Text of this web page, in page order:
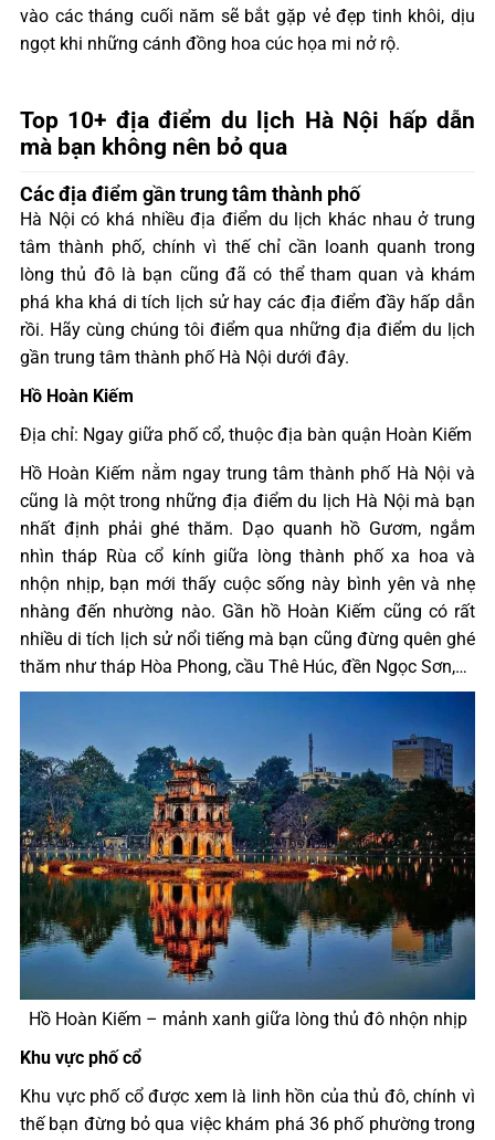
vào các tháng cuối năm sẽ bắt gặp vẻ đẹp tinh khôi, dịu
ngọt khi những cánh đồng hoa cúc họa mi nở rộ.
Top 10+ địa điểm du lịch Hà Nội hấp dẫn
mà bạn không nên bỏ qua
Các địa điểm gần trung tâm thành phố
Hà Nội có khá nhiều địa điểm du lịch khác nhau ở trung
tâm thành phố, chính vì thế chỉ cần loanh quanh trong
lòng thủ đô là bạn cũng đã có thể tham quan và khám
phá kha khá di tích lịch sử hay các địa điểm đầy hấp dẫn
rồi. Hãy cùng chúng tôi điểm qua những địa điểm du lịch
gần trung tâm thành phố Hà Nội dưới đây.
Hồ Hoàn Kiếm
Địa chỉ: Ngay giữa phố cổ, thuộc địa bàn quận Hoàn Kiếm
Hồ Hoàn Kiếm nằm ngay trung tâm thành phố Hà Nội và
cũng là một trong những địa điểm du lịch Hà Nội mà bạn
nhất định phải ghé thăm. Dạo quanh hồ Gươm, ngắm
nhìn tháp Rùa cổ kính giữa lòng thành phố xa hoa và
nhộn nhịp, bạn mới thấy cuộc sống này bình yên và nhẹ
nhàng đến nhường nào. Gần hồ Hoàn Kiếm cũng có rất
nhiều di tích lịch sử nổi tiếng mà bạn cũng đừng quên ghé
thăm như tháp Hòa Phong, cầu Thê Húc, đền Ngọc Sơn,…
Hồ Hoàn Kiếm – mảnh xanh giữa lòng thủ đô nhộn nhịp
Khu vực phố cổ
Khu vực phố cổ được xem là linh hồn của thủ đô, chính vì
thế bạn đừng bỏ qua việc khám phá 36 phố phường trong